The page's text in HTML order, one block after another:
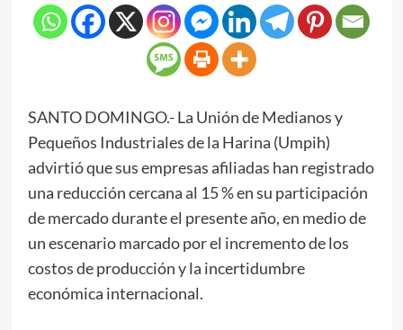
SANTO DOMINGO.- La Unión de Medianos y
Pequeños Industriales de la Harina (Umpih)
advirtió que sus empresas afiliadas han registrado
una reducción cercana al 15 % en su participación
de mercado durante el presente año, en medio de
un escenario marcado por el incremento de los
costos de producción y la incertidumbre
económica internacional.